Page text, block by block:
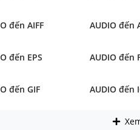
đến AIFF AUDIO đến
đến EPS AUDIO đến
đến GIF AUDIO đến